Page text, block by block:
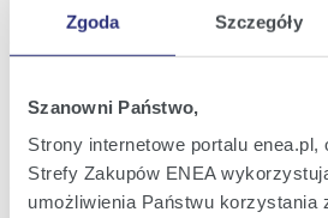
Zgoda Szczegóły
Szanowni Państwo,
Strony internetowe portalu enea.pl,
Strefy Zakupów ENEA
umożliwienia Państwu korzystania
2024
28
gru
2023
19:58
Raport bieżący nr 44/2023
Zwołanie
Zgromadzenia ENEA S.A.
stycznia 2024 roku